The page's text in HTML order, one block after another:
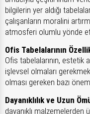
bilgilerin yer aldığı
çalışanların moralini
atmosferi olumlu yönde
Ofis Tabelalarının
Ofis tabelalarının, estetik
işlevsel olmaları
olması gereken bazı
Dayanıklılık ve Uzun
dayanıklı malzemelerden